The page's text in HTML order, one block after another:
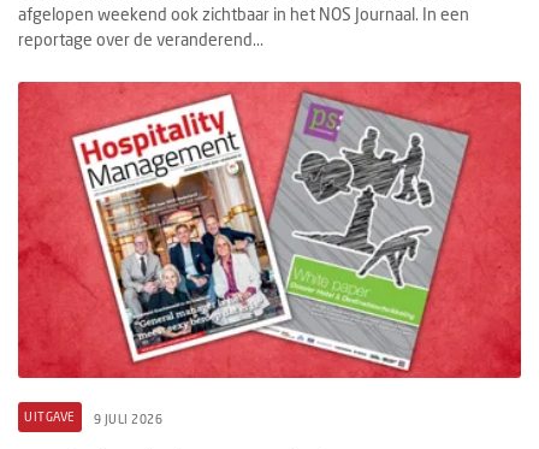
afgelopen weekend ook zichtbaar in het NOS Journaal. In een
reportage over de veranderend...
UITGAVE 9 JULI 2026